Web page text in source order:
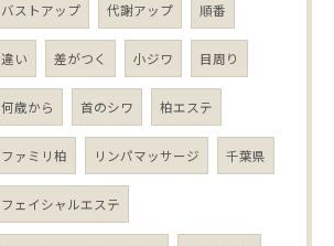
バストアップ 代謝アップ 順番
違い 差がつく 小ジワ 目周り
何歳から 首のシワ 柏エステ
ファミリ柏 リンパマッサージ 千葉県
フェイシャルエステ